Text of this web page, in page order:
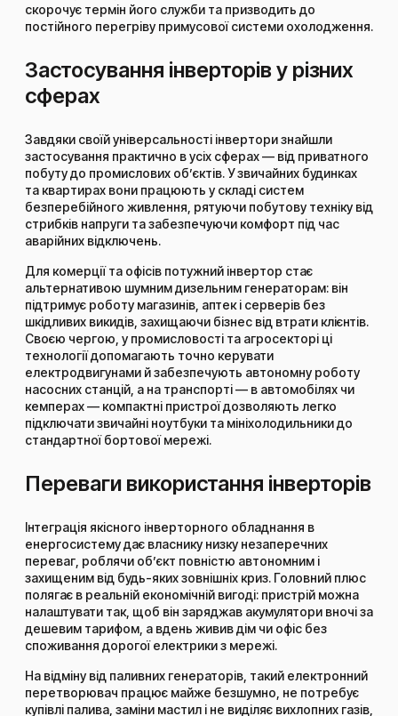
скорочує термін його служби та призводить до
постійного перегріву примусової системи охолодження.
Застосування інверторів у різних
сферах
Завдяки своїй універсальності інвертори знайшли
застосування практично в усіх сферах — від приватного
побуту до промислових об’єктів. У звичайних будинках
та квартирах вони працюють у складі систем
безперебійного живлення, рятуючи побутову техніку від
стрибків напруги та забезпечуючи комфорт під час
аварійних відключень.
Для комерції та офісів потужний інвертор стає
альтернативою шумним дизельним генераторам: він
підтримує роботу магазинів, аптек і серверів без
шкідливих викидів, захищаючи бізнес від втрати клієнтів.
Своєю чергою, у промисловості та агросекторі ці
технології допомагають точно керувати
електродвигунами й забезпечують автономну роботу
насосних станцій, а на транспорті — в автомобілях чи
кемперах — компактні пристрої дозволяють легко
підключати звичайні ноутбуки та мініхолодильники до
стандартної бортової мережі.
Переваги використання інверторів
Інтеграція якісного інверторного обладнання в
енергосистему дає власнику низку незаперечних
переваг, роблячи об’єкт повністю автономним і
захищеним від будь-яких зовнішніх криз. Головний плюс
полягає в реальній економічній вигоді: пристрій можна
налаштувати так, щоб він заряджав акумулятори вночі за
дешевим тарифом, а вдень живив дім чи офіс без
споживання дорогої електрики з мережі.
На відміну від паливних генераторів, такий електронний
перетворювач працює майже безшумно, не потребує
купівлі палива, заміни мастил і не виділяє вихлопних газів,